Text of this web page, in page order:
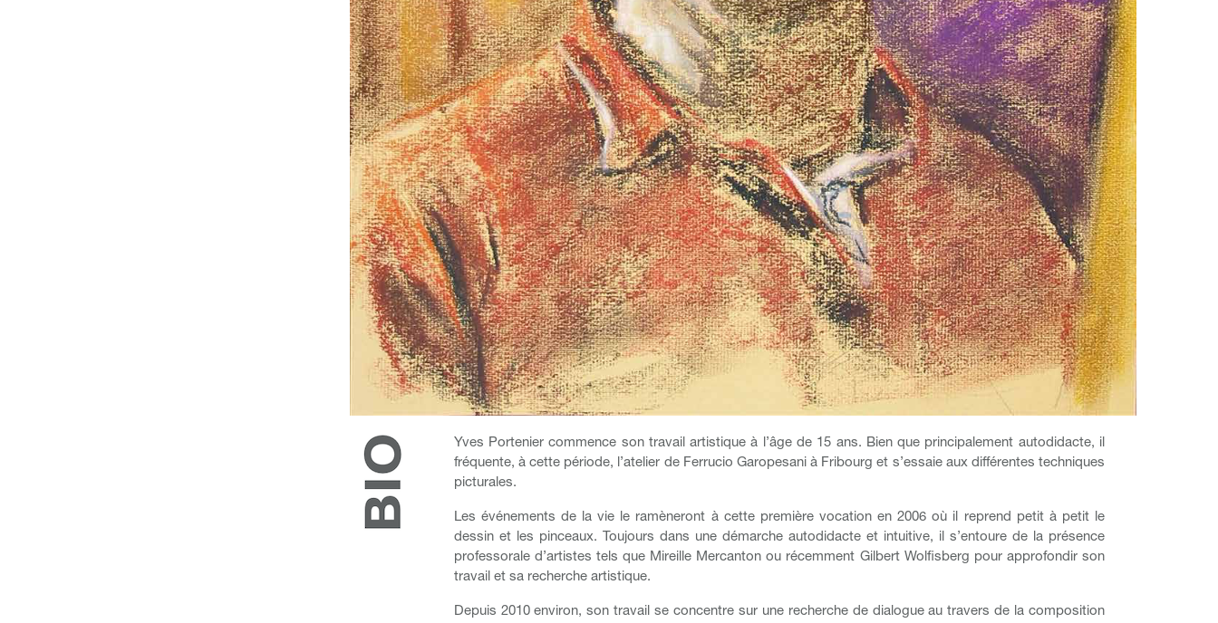
Yves Portenier commence son travail artistique à l’âge de 15 ans. Bien que principalement autodidacte, il
fréquente, à cette période, l’atelier de Ferrucio Garopesani à Fribourg et s’essaie aux différentes techniques
picturales.
Les événements de la vie le ramèneront à cette première vocation en 2006 où il reprend petit à petit le
dessin et les pinceaux. Toujours dans une démarche autodidacte et intuitive, il s’entoure de la présence
professorale d’artistes tels que Mireille Mercanton ou récemment Gilbert Wolfisberg pour approfondir son
travail et sa recherche artistique.
Depuis 2010 environ, son travail se concentre sur une recherche de dialogue au travers de la composition